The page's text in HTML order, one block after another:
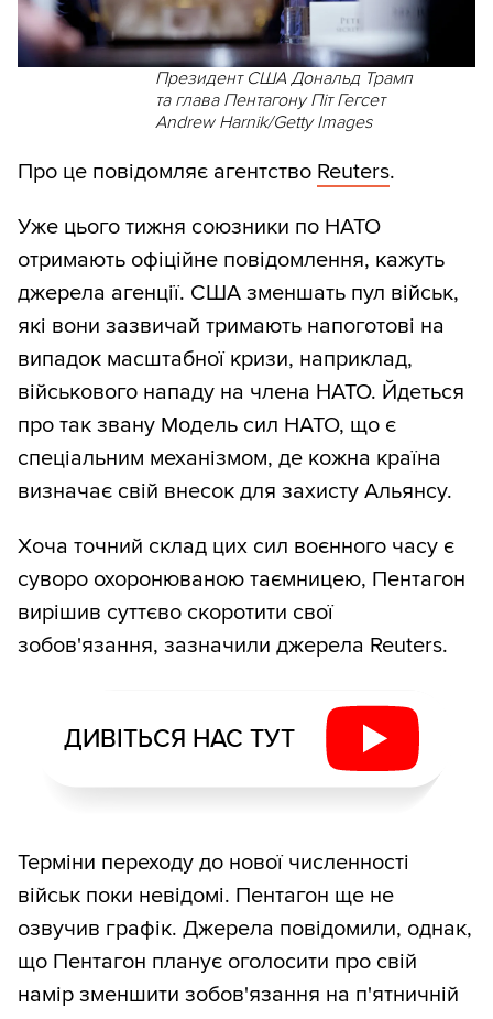
Президент США Дональд Трамп
та глава Пентагону Піт Гегсет
Andrew Harnik/Getty Images
Про це повідомляє агентство Reuters.
Уже цього тижня союзники по НАТО
отримають офіційне повідомлення, кажуть
джерела агенції. США зменшать пул військ,
які вони зазвичай тримають напоготові на
випадок масштабної кризи, наприклад,
військового нападу на члена НАТО. Йдеться
про так звану Модель сил НАТО, що є
спеціальним механізмом, де кожна країна
визначає свій внесок для захисту Альянсу.
Хоча точний склад цих сил воєнного часу є
суворо охоронюваною таємницею, Пентагон
вирішив суттєво скоротити свої
зобов'язання, зазначили джерела Reuters.
ДИВІТЬСЯ НАС ТУТ
Терміни переходу до нової численності
військ поки невідомі. Пентагон ще не
озвучив графік. Джерела повідомили, однак,
що Пентагон планує оголосити про свій
намір зменшити зобов'язання на п'ятничній